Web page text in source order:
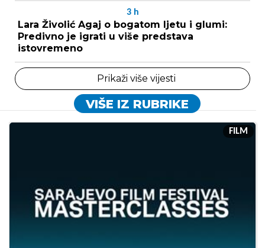
3 h
Lara Živolić Agaj o bogatom ljetu i glumi:
Predivno je igrati u više predstava
istovremeno
Prikaži više vijesti
VIŠE IZ RUBRIKE
FILM